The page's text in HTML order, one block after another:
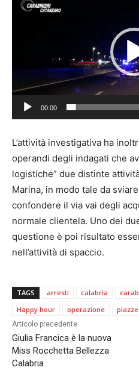
P
y
r
00:00
L’attività investigativa ha
operandi degli indagati che
logistiche” due distinte
Marina, in modo tale da
confondere il via vai degli
normale clientela. Uno dei
questione è poi risultato
nell’attività di spaccio.
TAGS arresti calabria
Happy hour
operazione piazze
Articolo precedente
Giulia Francica è la nuova
Miss Rocchetta Bellezza
Calabria